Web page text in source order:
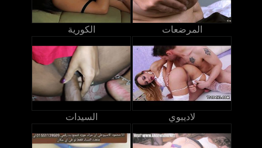
الكورية المرضعات
السيدات لاديبوي